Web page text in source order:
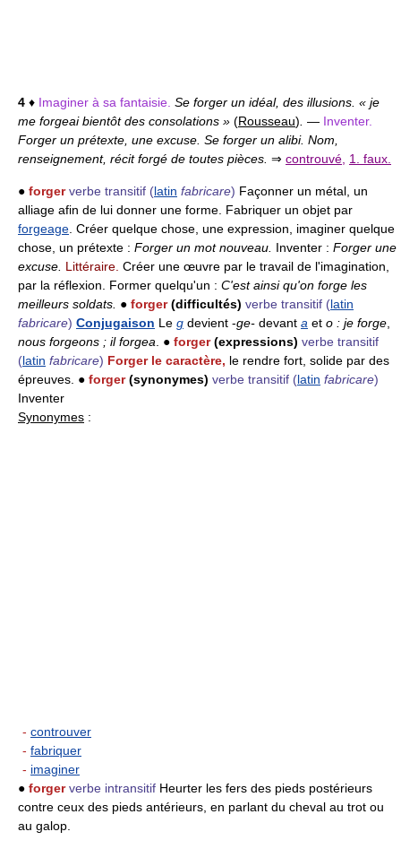
4 ♦ Imaginer à sa fantaisie. Se forger un idéal, des illusions. « je
me forgeai bientôt des consolations » (Rousseau) — Inventer.
Forger un prétexte, une excuse. Se forger un alibi. Nom,
renseignement, récit forgé de toutes pièces. ⇒ controuvé 1. faux.
● forger verbe transitif (latin fabricare) Façonner un métal, un
alliage afin de lui donner une forme. Fabriquer un objet par
forgeage . Créer quelque chose, une expression, imaginer quelque
chose, un prétexte : Forger un mot nouveau. Inventer : Forger une
excuse. Littéraire. Créer une œuvre par le travail de l'imagination,
par la réflexion. Former quelqu'un : C'est ainsi qu'on forge les
meilleurs soldats. ● forger(difficultés) verbe transitif (latin
fabricare) Conjugaison Le g devient -ge- devant a et o : je forge
nous forgeons ; il forgea . ● forger(expressions) verbe transitif
(latin fabricare) Forger le caractère, le rendre fort, solide par des
épreuves. ● forger(synonymes) verbe transitif (latin fabricare)
Inventer
Synonymes :
- controuver
- fabriquer
- imaginer
● forger verbe intransitif Heurter les fers des pieds postérieurs
contre ceux des pieds antérieurs, en parlant du cheval au trot ou
au galop.